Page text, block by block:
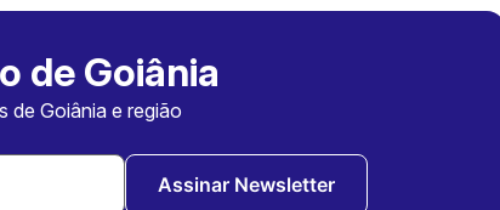
de Goiânia
de Goiânia e região
Assinar Newsletter